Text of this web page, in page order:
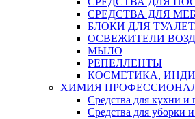
СРЕДСТВА ДЛЯ
БЛОКИ ДЛЯ
ОСВЕЖИТЕЛИ
МЫЛО
РЕПЕЛЛЕНТЫ
КОСМЕТИКА,
ХИМИЯ
Средства для кухни
Средства для уборки